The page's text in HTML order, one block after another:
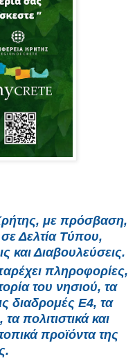
, με πρόσβαση,
Δελτία Τύπου,
και Διαβουλεύσεις.
πληροφορίες,
του νησιού, τα
διαδρομές Ε4, τα
πολιτιστικά και
προϊόντα της